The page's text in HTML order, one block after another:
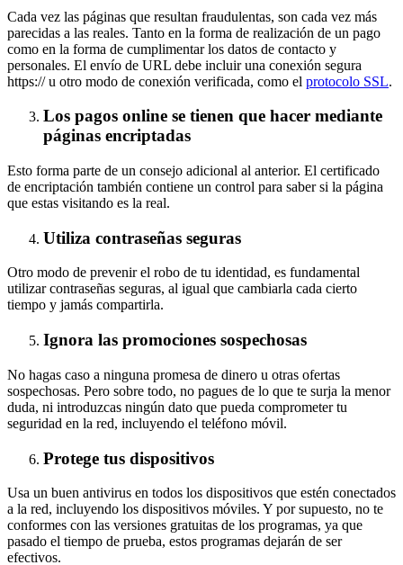
Cada vez las páginas que resultan fraudulentas, son cada vez más
parecidas a las reales. Tanto en la forma de realización de un pago
como en la forma de cumplimentar los datos de contacto y
personales. El envío de URL debe incluir una conexión segura
https:// u otro modo de conexión verificada, como el protocolo SSL.
Los pagos online se tienen que hacer mediante
páginas encriptadas
Esto forma parte de un consejo adicional al anterior. El certificado
de encriptación también contiene un control para saber si la página
que estas visitando es la real.
Utiliza contraseñas seguras
Otro modo de prevenir el robo de tu identidad, es fundamental
utilizar contraseñas seguras, al igual que cambiarla cada cierto
tiempo y jamás compartirla.
Ignora las promociones sospechosas
No hagas caso a ninguna promesa de dinero u otras ofertas
sospechosas. Pero sobre todo, no pagues de lo que te surja la menor
duda, ni introduzcas ningún dato que pueda comprometer tu
seguridad en la red, incluyendo el teléfono móvil.
Protege tus dispositivos
Usa un buen antivirus en todos los dispositivos que estén conectados
a la red, incluyendo los dispositivos móviles. Y por supuesto, no te
conformes con las versiones gratuitas de los programas, ya que
pasado el tiempo de prueba, estos programas dejarán de ser
efectivos.